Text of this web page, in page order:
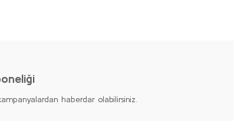
haberdar olabilirsiniz.